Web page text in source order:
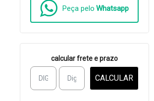
Peça pelo Whatsapp
calcular frete e prazo
CALCULAR